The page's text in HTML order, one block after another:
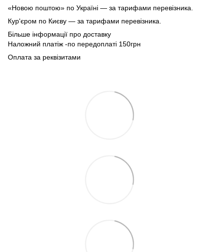
«Новою поштою» по Україні — за тарифами перевізника.
Кур'єром по Києву — за тарифами перевізника.
Більше інформації про доставку
Наложний платіж -по передоплаті 150грн
Оплата за реквізитами